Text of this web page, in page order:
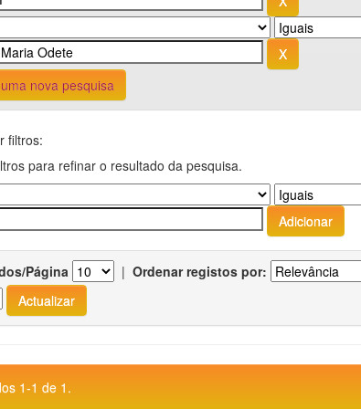
nova pesquisa
filtros:
para refinar o resultado da pesquisa.
Página | Ordenar registos por:
1-1 de 1.